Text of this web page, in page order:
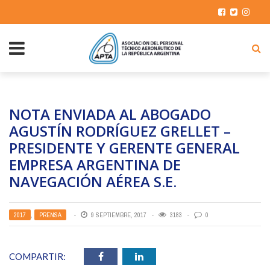
NOTA ENVIADA AL ABOGADO
AGUSTÍN RODRÍGUEZ GRELLET –
PRESIDENTE Y GERENTE GENERAL
EMPRESA ARGENTINA DE
NAVEGACIÓN AÉREA S.E.
2017 , PRENSA 9 SEPTIEMBRE, 2017 3183 0
COMPARTIR: